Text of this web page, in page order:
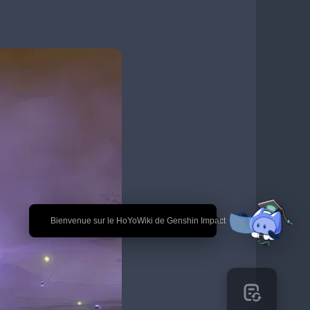
🎉 Bienvenue sur le HoYoWiki de Genshin Impact